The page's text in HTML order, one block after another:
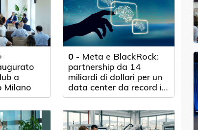
a
Milano
0 - Meta e BlackRock:
partnership da 14
miliardi di dollari per un
data center da record in
Texas